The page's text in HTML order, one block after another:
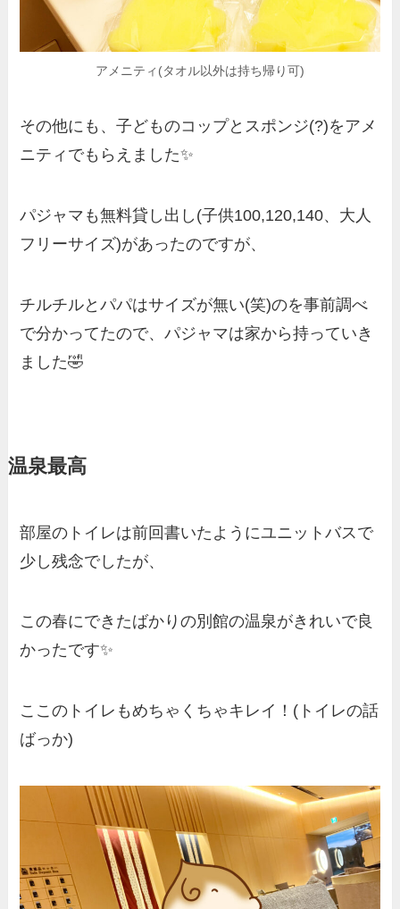
アメニティ(タオル以外は持ち帰り可)
その他にも、子どものコップとスポンジ(?)をアメ
ニティでもらえました✨
パジャマも無料貸し出し(子供100,120,140、大人
フリーサイズ)があったのですが、
チルチルとパパはサイズが無い(笑)のを事前調べ
で分かってたので、パジャマは家から持っていき
ました🤣
温泉最高
部屋のトイレは前回書いたようにユニットバスで
少し残念でしたが、
この春にできたばかりの別館の温泉がきれいで良
かったです✨
ここのトイレもめちゃくちゃキレイ！(トイレの話
ばっか)